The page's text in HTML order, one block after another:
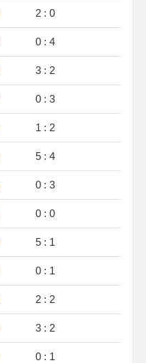
2 : 0
0 : 4
3 : 2
0 : 3
1 : 2
5 : 4
0 : 3
0 : 0
5 : 1
0 : 1
2 : 2
3 : 2
0 : 1